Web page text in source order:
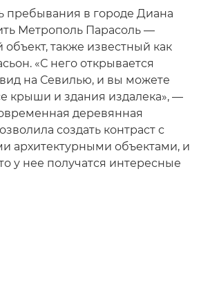
пребывания в городе Диана
Метрополь Парасоль —
объект, также известный как
«С него открывается
на Севилью, и вы можете
крыши и здания издалека», —
деревянная
создать контраст с
архитектурными объектами, и
у нее получатся интересные